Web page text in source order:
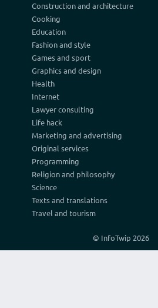
Construction and architecture
Cooking
Education
Fashion and style
Games and sport
Graphics and design
Health
Internet
Lawyer consulting
Life hack
Marketing and advertising
Original services
Programming
Religion and philosophy
Science
Texts and translations
Travel and tourism
© InfoTwip 2026